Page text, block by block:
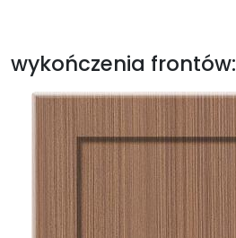
wykończenia frontów: